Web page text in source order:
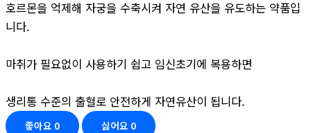
호르몬을 억제해 자궁을 수축시켜 자연 유산을 유도하는 약품입
니다.
마취가 필요없이 사용하기 쉽고 임신초기에 복용하면
생리통 수준의 출혈로 안전하게 자연유산이 됩니다.
좋아요 0 싫어요 0